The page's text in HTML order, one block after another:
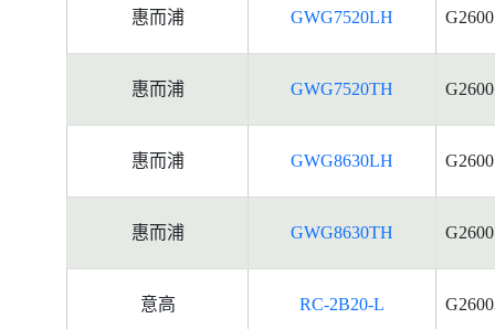
惠而浦 GWG7520LH
惠而浦 GWG7520TH
惠而浦 GWG8630LH
惠而浦 GWG8630TH
意高 RC-2B20-L